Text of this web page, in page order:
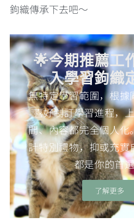
鉤織傳承下去吧～
🌟今期推薦工
入學習鉤織
無特定學習範圍，根據
喜好制訂學習進程，
間、內容都完全個人化
計特別禮物，抑或充實
都是你的首
了解更多